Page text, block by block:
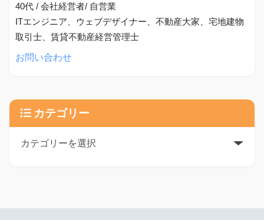
40代 / 会社経営者/ 自営業
ITエンジニア、ウェブデザイナー、不動産大家、宅地建物
取引士、賃貸不動産経営管理士
お問い合わせ
カテゴリー